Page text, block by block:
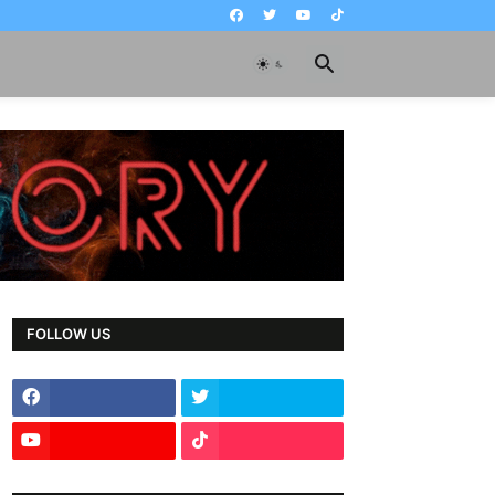
FOLLOW US